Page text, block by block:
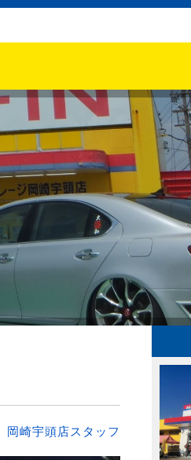
岡崎宇頭店スタッフ